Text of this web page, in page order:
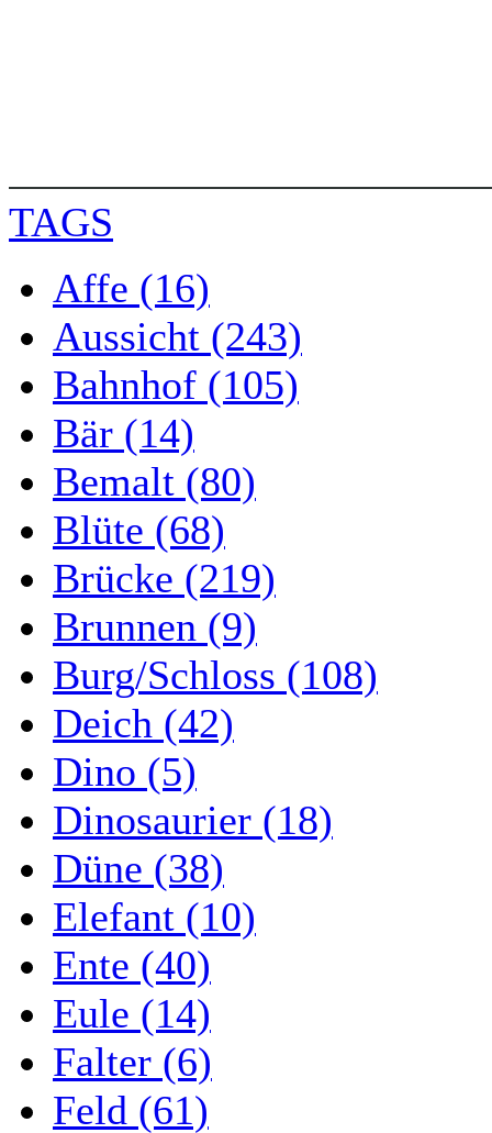
TAGS
Affe (16)
Aussicht (243)
Bahnhof (105)
Bär (14)
Bemalt (80)
Blüte (68)
Brücke (219)
Brunnen (9)
Burg/Schloss (108)
Deich (42)
Dino (5)
Dinosaurier (18)
Düne (38)
Elefant (10)
Ente (40)
Eule (14)
Falter (6)
Feld (61)